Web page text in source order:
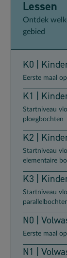
Lessen
Ontdek
gebied
K0 |
Eerste maal
K1 |
Startniveau
ploegbochten
K2 |
Startniveau
elementaire
K3 |
Startniveau
N0 |
Eerste maal
N1 |